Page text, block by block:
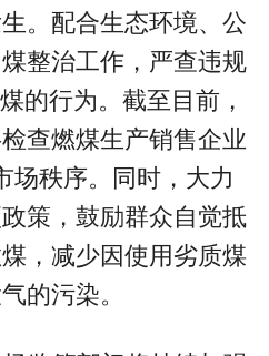
。配合生态环境、公
整治工作，严查违规
的行为。截至目前，
查燃煤生产销售企业
场秩序。同时，大力
策，鼓励群众自觉抵
，减少因使用劣质煤
的污染。